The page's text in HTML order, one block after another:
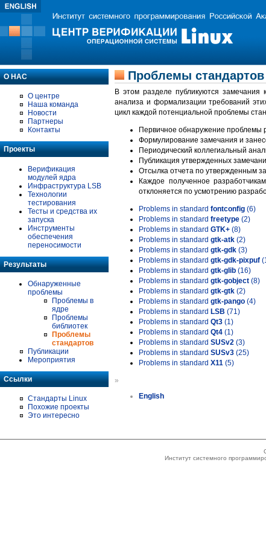
О НАС
О центре
Наша команда
Новости
Партнеры
Контакты
Проекты
Верификация
модулей ядра
Инфраструктура LSB
Технологии
тестирования
Тесты и средства их
запуска
Инструменты
обеспечения
переносимости
Результаты
Обнаруженные
проблемы
Проблемы в
ядре
Проблемы
библиотек
Проблемы
стандартов
Публикации
Мероприятия
Ссылки
Стандарты Linux
Похожие проекты
Это интересно
Проблемы стандартов
В этом разделе публикуются
анализа и формализации требований
цикл каждой потенциальной проблемы
Первичное обнаружение проблемы
Формулирование замечания и
Периодический коллегиальный
Публикация утвержденных
Отсылка отчета по утвержденным
Каждое полученное
отклоняется по усмотрению
Problems in standard fontconfig (6)
Problems in standard freetype (2)
Problems in standard GTK+ (8)
Problems in standard gtk-atk (2)
Problems in standard gtk-gdk (3)
Problems in standard gtk-gdk-pixpuf
Problems in standard gtk-glib (16)
Problems in standard gtk-gobject (8)
Problems in standard gtk-gtk (2)
Problems in standard gtk-pango (4)
Problems in standard LSB (71)
Problems in standard Qt3 (1)
Problems in standard Qt4 (1)
Problems in standard SUSv2 (3)
Problems in standard SUSv3 (25)
Problems in standard X11 (5)
»
English
Институт системного